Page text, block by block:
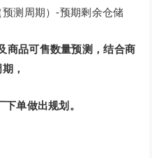
测周期）-预期剩余仓储
商品可售数量预测，结合商
，
单做出规划。